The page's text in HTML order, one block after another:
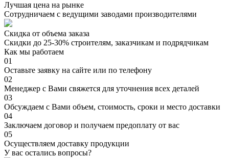
Лучшая цена на рынке
Сотрудничаем с ведущими заводами производителями
Скидка от объема заказа
Скидки до 25-30% строителям, заказчикам и подрядчикам
Как мы работаем
01
Оставьте заявку на сайте или по телефону
02
Менеджер с Вами свяжется для уточнения всех деталей
03
Обсуждаем с Вами объем, стоимость, сроки и место доставки
04
Заключаем договор и получаем предоплату от вас
05
Осуществляем доставку продукции
У вас остались вопросы?